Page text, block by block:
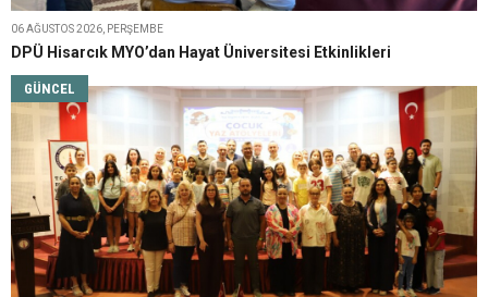
06 AĞUSTOS 2026, PERŞEMBE
DPÜ Hisarcık MYO’dan Hayat Üniversitesi Etkinlikleri
GÜNCEL